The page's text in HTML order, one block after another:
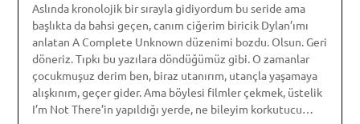
Aslında kronolojik bir sırayla gidiyordum bu seride ama
başlıkta da bahsi geçen, canım ciğerim biricik Dylan’ımı
anlatan A Complete Unknown düzenimi bozdu. Olsun. Geri
döneriz. Tıpkı bu yazılara döndüğümüz gibi. O zamanlar
çocukmuşuz derim ben, biraz utanırım, utançla yaşamaya
alışkınım, geçer gider. Ama böylesi filmler çekmek, üstelik
I’m Not There’in yapıldığı yerde, ne bileyim korkutucu…